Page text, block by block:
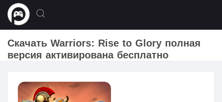
Скачать Warriors: Rise to Glory полная
версия активирована бесплатно